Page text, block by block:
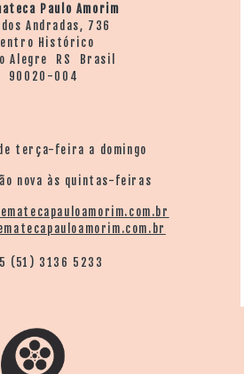
Paulo Amorim
dos Andradas, 736
Histórico
Alegre RS Brasil
90020-004
terça-feira a domingo
nova às quintas-feiras
(51) 3136 5233